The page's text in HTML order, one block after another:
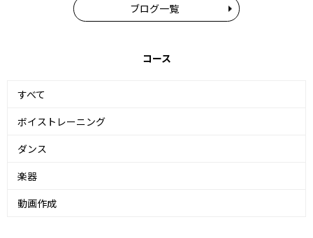
ブログ一覧
コース
すべて
ボイストレーニング
ダンス
楽器
動画作成